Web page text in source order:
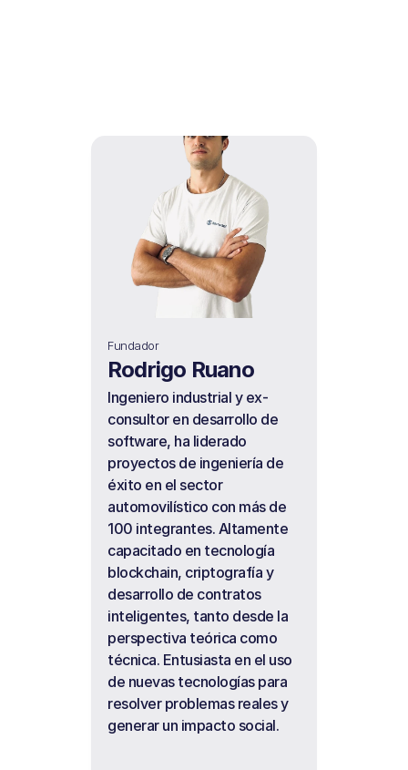
Fundador
Rodrigo Ruano
Ingeniero industrial y ex-
consultor en desarrollo de
software, ha liderado
proyectos de ingeniería de
éxito en el sector
automovilístico con más de
100 integrantes. Altamente
capacitado en tecnología
blockchain, criptografía y
desarrollo de contratos
inteligentes, tanto desde la
perspectiva teórica como
técnica. Entusiasta en el uso
de nuevas tecnologías para
resolver problemas reales y
generar un impacto social.